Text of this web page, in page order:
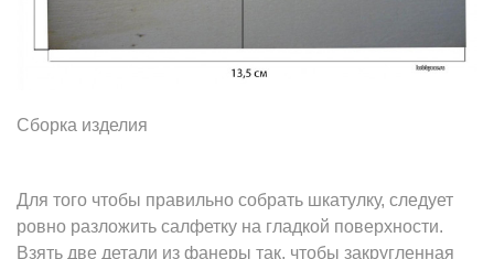
Сборка изделия
Для того чтобы правильно собрать шкатулку, следует
ровно разложить салфетку на гладкой поверхности.
Взять две детали из фанеры так, чтобы закругленная